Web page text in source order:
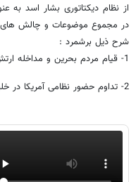
از نظام دیکتاتوری بشار اسد
در مجموع موضوعات و چالش های
شرح ذیل برشمرد :
1- قیام مردم بحرین و مداخله ارتش عربستان در سرکوب اعتراضات
2- تداوم حضور نظامی آمریکا در خلیج فارس